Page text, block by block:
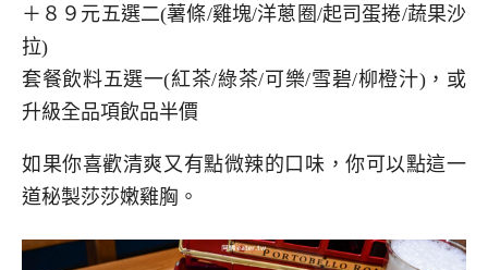
＋８９元五選二(薯條/雞塊/洋蔥圈/起司蛋捲/蔬果沙
拉)
套餐飲料五選一(紅茶/綠茶/可樂/雪碧/柳橙汁)，或
升級全品項飲品半價
如果你喜歡清爽又有點微辣的口味，你可以點這一
道秘製莎莎嫩雞胸。